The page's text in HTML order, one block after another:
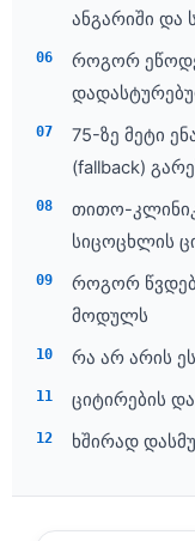
ანგარიში და
როგორ
75-ზე მეტი
(fallback)
თითო-
სიცოცხლის
როგორ
მოდულს
რა არ არის
ციტირების
ხშირად